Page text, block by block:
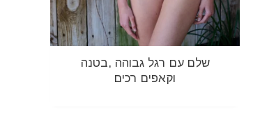
שלם עם רגל גבוהה ,בטנה
וקאפים רכים